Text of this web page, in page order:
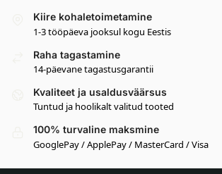
Kiire kohaletoimetamine
1-3 tööpäeva jooksul kogu Eestis
Raha tagastamine
14-päevane tagastusgarantii
Kvaliteet ja usaldusväärsus
Tuntud ja hoolikalt valitud tooted
100% turvaline maksmine
GooglePay / ApplePay / MasterCard / Visa